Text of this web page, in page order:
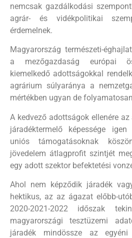
nemcsak gazdálkodási
agrár- és vidékpolitikai
érdemelnek.
Magyarország természeti-
a mezőgazdaság európai
kiemelkedő adottságokkal
agrárium súlyaránya a
mértékben ugyan de
A kedvező adottságok ellenére
járadéktermelő képessége
uniós támogatásoknak
jövedelem átlagprofit szintjét
egy adott szektor befektetési
Ahol nem képződik járadék
hektikus, az az ágazat előbb-
2020-2021-2022 időszak
magyarországi tesztüzemi
járadék mindössze az egyéni